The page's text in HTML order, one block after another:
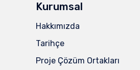
Kurumsal
Hakkımızda
Tarihçe
Proje Çözüm Ortakları